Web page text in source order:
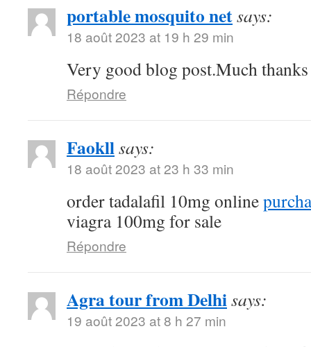
portable mosquito netsays:
18 août 2023 at 19 h 29 min
Very good blog post.Much
Répondre
Faokllsays:
18 août 2023 at 23 h 33 min
order tadalafil 10mg online
viagra 100mg for sale
Répondre
Agra tour from Delhisays:
19 août 2023 at 8 h 27 min